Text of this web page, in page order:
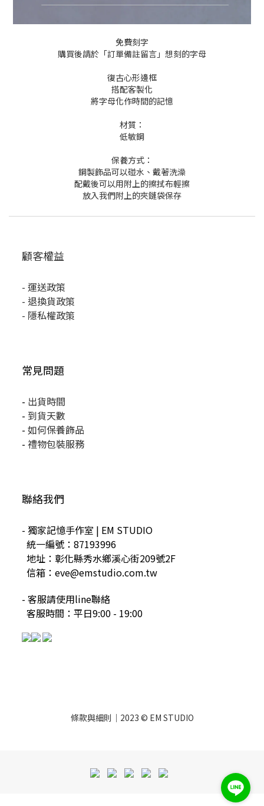
免費刻字
購買後請於「訂單備註留言」想刻的字母
復古心形邊框
搭配客製化
將字母化作時間的記憶
材質：
低敏鋼
保養方式：
鋼製飾品可以碰水、戴著洗澡
配戴後可以用附上的擦拭布輕擦
放入我們附上的夾鏈袋保存
顧客權益
- 運送政策
- 退換貨政策
- 隱私權政策
常見問題
- 出貨時間
- 到貨天數
- 如何保養飾品
- 禮物包裝服務
聯絡我們
- 獨家記憶手作室 | EM STUDIO
統一編號：87193996
地址：彰化縣秀水鄉溪心街209號2F
信箱：eve@emstudio.com.tw
- 客服請使用line聯絡
客服時間：平日9:00 - 19:00
條款與細則 ｜2023 © EM STUDIO